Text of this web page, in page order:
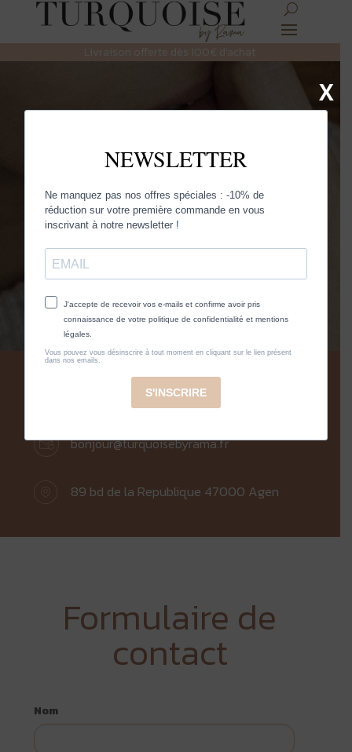
Livraison offerte dès 100€ d’achat
Contactez-
nous
ou rendez-vous dans notre boutique à Agen
(47).
05 53 47 49 60
bonjour@turquoisebyrama.fr
89 bd de la Republique 47000 Agen
Formulaire de
contact
Nom
X